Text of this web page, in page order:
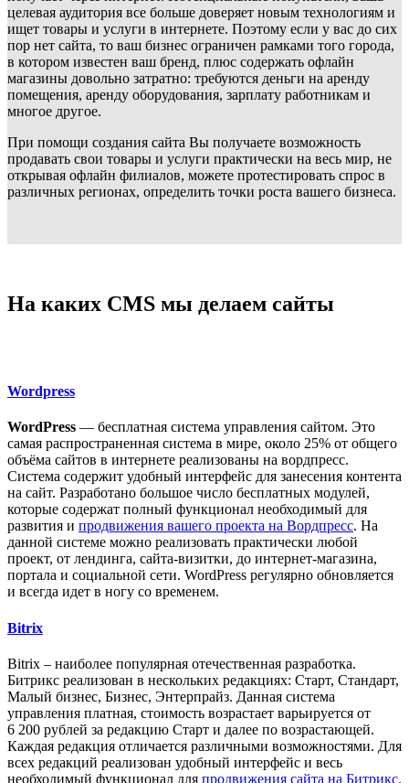
целевая аудитория все больше доверяет новым технологиям и
ищет товары и услуги в интернете. Поэтому если у вас до сих
пор нет сайта, то ваш бизнес ограничен рамками того города,
в котором известен ваш бренд, плюс содержать офлайн
магазины довольно затратно: требуются деньги на аренду
помещения, аренду оборудования, зарплату работникам и
многое другое.
При помощи создания сайта Вы получаете возможность
продавать свои товары и услуги практически на весь мир, не
открывая офлайн филиалов, можете протестировать спрос в
различных регионах, определить точки роста вашего бизнеса.
На каких CMS мы делаем сайты
Wordpress
WordPress — бесплатная система управления сайтом. Это
самая распространенная система в мире, около 25% от общего
объёма сайтов в интернете реализованы на вордпресс.
Система содержит удобный интерфейс для занесения контента
на сайт. Разработано большое число бесплатных модулей,
которые содержат полный функционал необходимый для
развития и продвижения вашего проекта на Вордпресс. На
данной системе можно реализовать практически любой
проект, от лендинга, сайта-визитки, до интернет-магазина,
портала и социальной сети. WordPress регулярно обновляется
и всегда идет в ногу со временем.
Bitrix
Bitrix – наиболее популярная отечественная разработка.
Битрикс реализован в нескольких редакциях: Старт, Стандарт,
Малый бизнес, Бизнес, Энтерпрайз. Данная система
управления платная, стоимость возрастает варьируется от
6 200 рублей за редакцию Старт и далее по возрастающей.
Каждая редакция отличается различными возможностями. Для
всех редакций реализован удобный интерфейс и весь
необходимый функционал для продвижения сайта на Битрикс.